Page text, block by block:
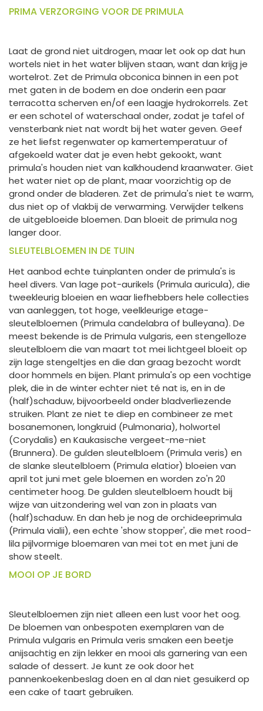
PRIMA VERZORGING VOOR DE PRIMULA
Laat de grond niet uitdrogen, maar let ook op dat hun
wortels niet in het water blijven staan, want dan krijg je
wortelrot. Zet de Primula obconica binnen in een pot
met gaten in de bodem en doe onderin een paar
terracotta scherven en/of een laagje hydrokorrels. Zet
er een schotel of waterschaal onder, zodat je tafel of
vensterbank niet nat wordt bij het water geven. Geef
ze het liefst regenwater op kamertemperatuur of
afgekoeld water dat je even hebt gekookt, want
primula's houden niet van kalkhoudend kraanwater. Giet
het water niet op de plant, maar voorzichtig op de
grond onder de bladeren. Zet de primula's niet te warm,
dus niet op of vlakbij de verwarming. Verwijder telkens
de uitgebloeide bloemen. Dan bloeit de primula nog
langer door.
SLEUTELBLOEMEN IN DE TUIN
Het aanbod echte tuinplanten onder de primula's is
heel divers. Van lage pot-aurikels (Primula auricula), die
tweekleurig bloeien en waar liefhebbers hele collecties
van aanleggen, tot hoge, veelkleurige etage-
sleutelbloemen (Primula candelabra of bulleyana). De
meest bekende is de Primula vulgaris, een stengelloze
sleutelbloem die van maart tot mei lichtgeel bloeit op
zijn lage stengeltjes en die dan graag bezocht wordt
door hommels en bijen. Plant primula's op een vochtige
plek, die in de winter echter niet té nat is, en in de
(half)schaduw, bijvoorbeeld onder bladverliezende
struiken. Plant ze niet te diep en combineer ze met
bosanemonen, longkruid (Pulmonaria), holwortel
(Corydalis) en Kaukasische vergeet-me-niet
(Brunnera). De gulden sleutelbloem (Primula veris) en
de slanke sleutelbloem (Primula elatior) bloeien van
april tot juni met gele bloemen en worden zo'n 20
centimeter hoog. De gulden sleutelbloem houdt bij
wijze van uitzondering wel van zon in plaats van
(half)schaduw. En dan heb je nog de orchideeprimula
(Primula vialii), een echte 'show stopper', die met rood-
lila pijlvormige bloemaren van mei tot en met juni de
show steelt.
MOOI OP JE BORD
Sleutelbloemen zijn niet alleen een lust voor het oog.
De bloemen van onbespoten exemplaren van de
Primula vulgaris en Primula veris smaken een beetje
anijsachtig en zijn lekker en mooi als garnering van een
salade of dessert. Je kunt ze ook door het
pannenkoekenbeslag doen en al dan niet gesuikerd op
een cake of taart gebruiken.